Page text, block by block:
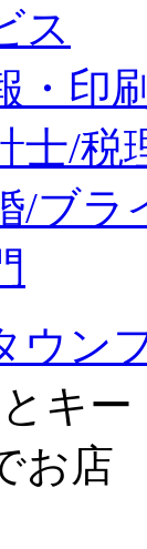
ス
・印刷
士/税
/ブラ
ウン